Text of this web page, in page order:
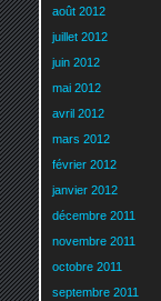
août 2012
juillet 2012
juin 2012
mai 2012
avril 2012
mars 2012
février 2012
janvier 2012
décembre 2011
novembre 2011
octobre 2011
septembre 2011